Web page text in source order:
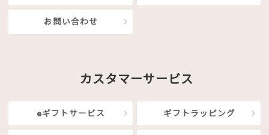
お問い合わせ
カスタマーサービス
eギフトサービス ギフトラッピング